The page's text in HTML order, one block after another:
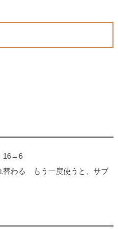
16→6
替わる もう一度使うと、サブ